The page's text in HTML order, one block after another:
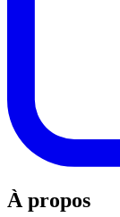
À propos